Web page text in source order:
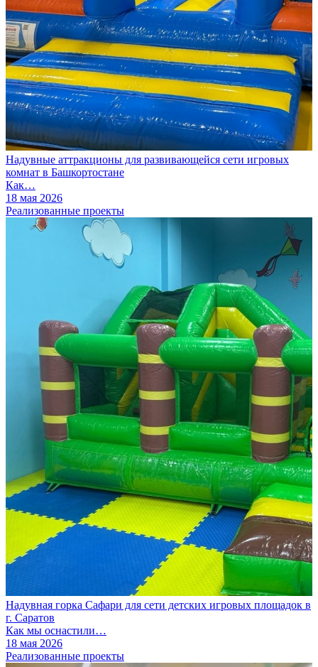
Надувные аттракционы для развивающейся сети игровых
комнат в Башкортостане
Как…
18 мая 2026
Реализованные проекты
Надувная горка Сафари для сети детских игровых площадок в
г. Саратов
Как мы оснастили…
18 мая 2026
Реализованные проекты